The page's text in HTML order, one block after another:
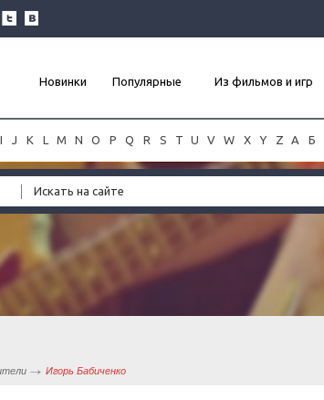
Новинки Популярные Из фильмов и игр
I J K L M N O P Q R S T U V W X Y Z А Б
Игорь Бабиченко